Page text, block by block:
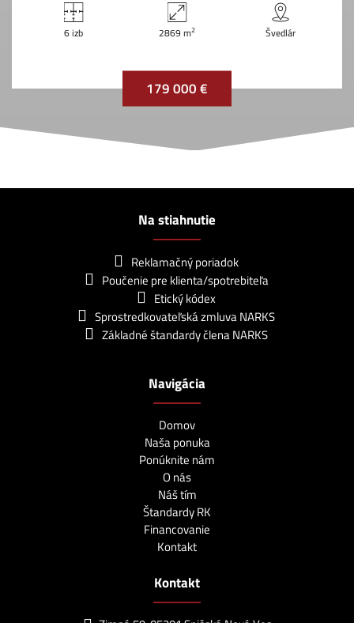
6 izb 2869 m2 Švedlár
179 000 €
Na stiahnutie
Reklamačný poriadok
Poučenie pre klienta/spotrebiteľa
Etický kódex
Sprostredkovateľská zmluva NARKS
Základné štandardy člena NARKS
Navigácia
Domov
Naša ponuka
Ponúknite nám
O nás
Náš tím
Štandardy RK
Financovanie
Kontakt
Kontakt